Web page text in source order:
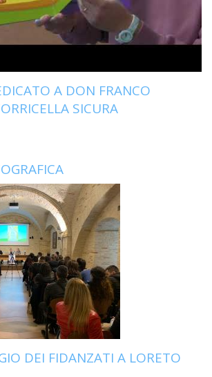
A DON FRANCO
SICURA
DEI FIDANZATI A LORETO